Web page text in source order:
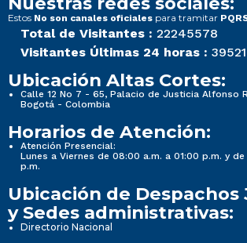
Estos No son canales oficiales para tramitar
Total de Visitantes : 22245578
Visitantes Últimas 24 horas : 39521
Ubicación Altas Cortes:
Calle 12 No 7 - 65, Palacio de Justicia Alfonso
Bogotá - Colombia
Horarios de Atención:
Atención Presencial:
Lunes a Viernes de 08:00 a.m. a 01:00 p.m. y
p.m.
Ubicación de Despachos
y Sedes administrativas:
Directorio Nacional